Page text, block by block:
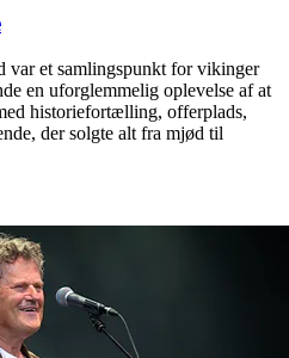
var et samlingspunkt for vikinger
en uforglemmelig oplevelse af at
historiefortælling, offerplads,
der solgte alt fra mjød til